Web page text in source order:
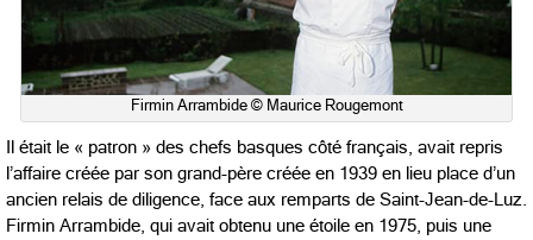
Firmin Arrambide © Maurice Rougemont
Il était le « patron » des chefs basques côté français, avait repris
l’affaire créée par son grand-père créée en 1939 en lieu place d’un
ancien relais de diligence, face aux remparts de Saint-Jean-de-Luz.
Firmin Arrambide, qui avait obtenu une étoile en 1975, puis une